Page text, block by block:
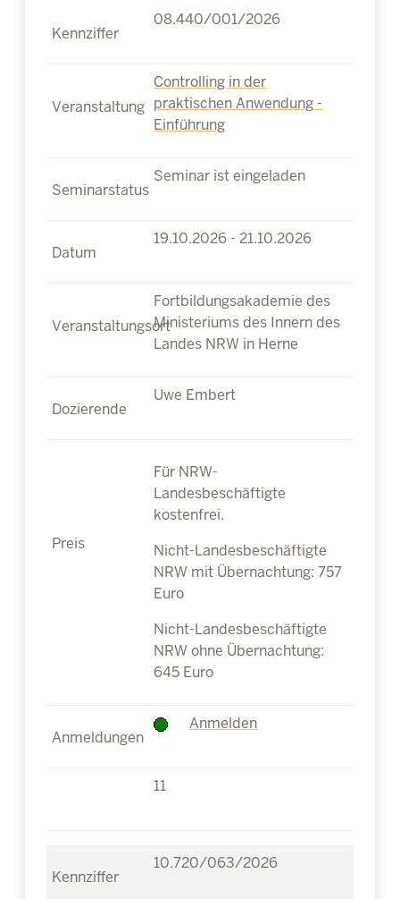
08.440/001/2026
Controlling in der
praktischen Anwendung -
Einführung
Seminar ist eingeladen
19.10.2026 - 21.10.2026
Fortbildungsakademie des
Ministeriums des Innern des
Landes NRW in Herne
Uwe Embert
Für NRW-
Landesbeschäftigte
kostenfrei.
Nicht-Landesbeschäftigte
NRW mit Übernachtung: 757
Euro
Nicht-Landesbeschäftigte
NRW ohne Übernachtung:
645 Euro
Anmelden
11
10.720/063/2026